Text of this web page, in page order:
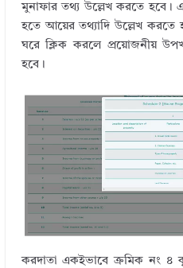
মুনাফার তথ্য উল্লেখ করতে হবে।
হতে আয়ের তথ্যাদি উল্লেখ করতে
ঘরে ক্লিক করলে প্রয়োজনীয়
হবে।
করদাতা একইভাবে ক্রমিক নং ৪